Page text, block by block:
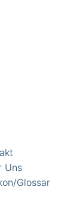
Uns
Glossar